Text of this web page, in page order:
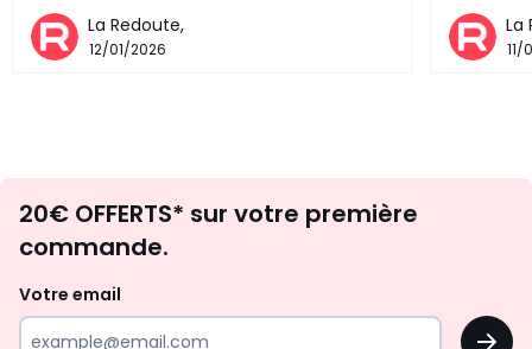
La Redoute,
12/01/2026
La
11/
d'inspirations
surprises?
20€ OFFERTS* sur votre première
commande.
Votre email
OK